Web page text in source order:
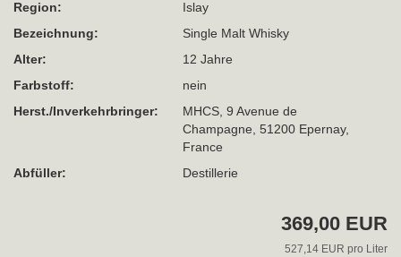
Region:
Islay
Bezeichnung:
Single Malt Whisky
Alter:
12 Jahre
Farbstoff:
nein
Herst./Inverkehrbringer:
MHCS, 9 Avenue de
Champagne, 51200 Epernay,
France
Abfüller:
Destillerie
369,00 EUR
527,14 EUR pro Liter